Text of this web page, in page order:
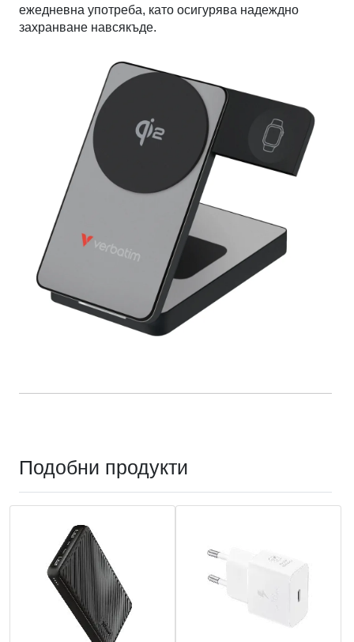
ежедневна употреба, като осигурява надеждно
захранване навсякъде.
Подобни продукти